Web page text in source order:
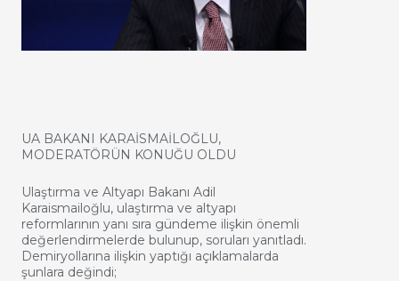
UA BAKANI KARAİSMAİLOĞLU,
MODERATÖRÜN KONUĞU OLDU
Ulaştırma ve Altyapı Bakanı Adil
Karaismailoğlu, ulaştırma ve altyapı
reformlarının yanı sıra gündeme ilişkin önemli
değerlendirmelerde bulunup, soruları yanıtladı.
Demiryollarına ilişkin yaptığı açıklamalarda
şunlara değindi;